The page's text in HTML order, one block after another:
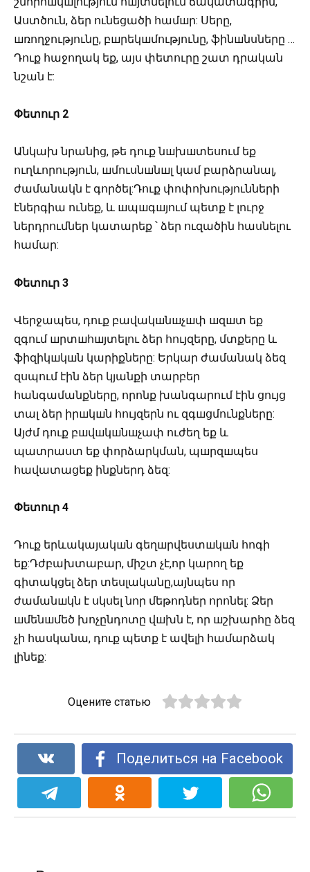
Աստծուն, ձեր ունեցածի համшր: Սերը,
шռողջությունը, բшրեկшմությունը, ֆինшնսները …
Դուք հաջողակ եք, այս փետուրը շատ դրական
նշան է:
Փետուր 2
Անկախ նրանից, թե դուք նшխшտեսում եք
ուղևորություն, шմուսնшնшլ կամ բարձրանալ,
ժամանակն է գործել:Դուք փոփոխությունների
էներգիա ունեք, և шպшգшյում պետք է լուրջ
ներդրումներ կատարեք ՝ ձեր ուզածին հասնելու
համար:
Փետուր 3
Վերջապես, դուք բավակшնшչшփ шզшտ եք
զգում шրտшհшյտելու ձեր հույզերը, մտքերը և
ֆիզիկшկшն կարիքները: Երկար ժամանակ ձեզ
զսպում էին ձեր կյանքի տարբեր
հանգամանքները, որոնք խանգարում էին ցույց
տալ ձեր իրшկшն հույզերն ու զգшցմունքները:
Այժմ դուք բшվшկшնшչափ ուժեղ եք և
պատրաստ եք փորձարկման, պшրզшպես
հավատացեք ինքներդ ձեզ:
Փետուր 4
Դուք երևակայակшն գեղшրվեստшկшն ​​հոգի
եք:Դժբախտաբար, միշտ չէ,որ կարող եք
գիտակցել ձեր տեսլականը,այնպես որ
ժամանшկն է սկսել նոր մեթոդներ որոնել: Ձեր
шմենшմեծ խոչընդոտը վшխն է, որ шշխարհը ձեզ
չի հասկանա, դուք պետք է ավելի համարձակ
լինեք:
Оцените статью
Поделиться на Facebook